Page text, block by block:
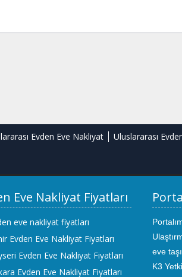
Evden Eve Nakliyat Uluslararası
Eve Nakliyat Fiyatları
eve nakliyat fiyatları
Evden Eve Nakliyat Fiyatları
Evden Eve Nakliyat Fiyatları
Evden Eve Nakliyat Fiyatları
eve
K3